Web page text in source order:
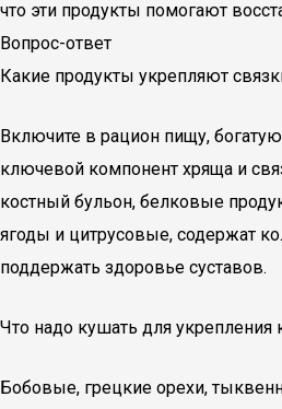
что эти продукты помогают
Вопрос-ответ
Какие продукты укрепляют
Включите в рацион пищу,
ключевой компонент хряща и
костный бульон, белковые
ягоды и цитрусовые, содержат
поддержать здоровье суставов.
Что надо кушать для укрепления
Бобовые, грецкие орехи,